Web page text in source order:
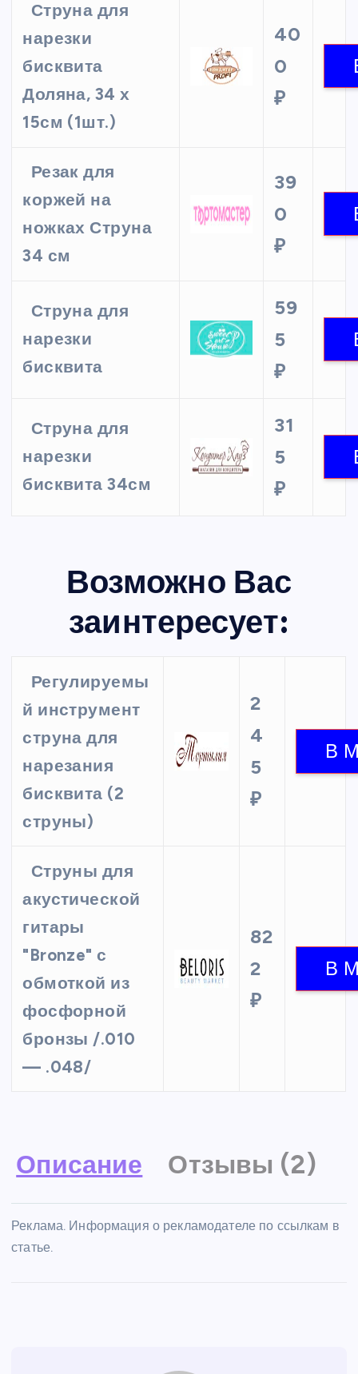
Струна для
нарезки
бисквита
Доляна, 34 х
15см (1шт.)
40
0
₽
Резак для
коржей на
ножках Струна
34 см
39
0
₽
Струна для
нарезки
бисквита
59
5
₽
Струна для
нарезки
бисквита 34см
31
5
₽
Возможно Вас
заинтересует:
Регулируемы
й инструмент
струна для
нарезания
бисквита (2
струны)
2
4
5
₽
Струны для
акустической
гитары
"Bronze" с
обмоткой из
фосфорной
бронзы /.010
— .048/
82
2
₽
Описание Отзывы (2)
Реклама. Информация о рекламодателе по ссылкам в
статье.